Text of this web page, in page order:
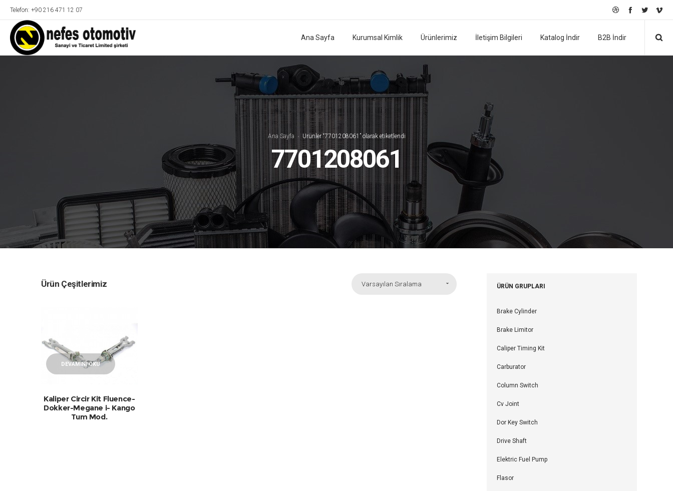
Telefon: +90 216 471 12 07
Ana Sayfa Kurumsal Kimlik Ürünlerimiz İletişim Bilgileri Katalog İndir B2B İndir
Ana Sayfa Ürünler “7701208061” olarak etiketlendi
7701208061
Ürün Çeşitlerimiz Varsayılan Sıralama
DEVAMINI OKU
Kaliper Circir Kit Fluence-
Dokker-Megane i- Kango
Tum Mod.
ÜRÜN GRUPLARI
Brake Cylinder
Brake Limitor
Caliper Timing Kit
Carburator
Column Switch
Cv Joint
Dor Key Switch
Drive Shaft
Elektric Fuel Pump
Flasor